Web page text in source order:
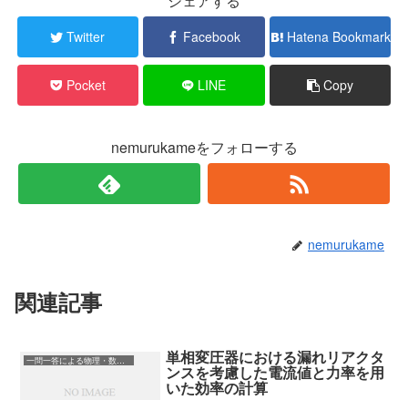
Twitter Facebook Hatena Bookmark
Pocket LINE Copy
nemurukameをフォローする
nemurukame
関連記事
一問一答による物理・数学の理解 単相変圧器における漏れリアクタ
ンスを考慮した電流値と力率を用
いた効率の計算